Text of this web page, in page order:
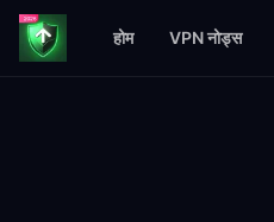
होम VPN नोड्स